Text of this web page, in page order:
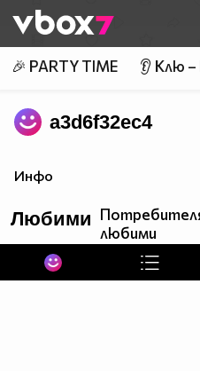
👾
🎉 PARTY TIME 👂 Клю
a3d6f32ec4
Инфо
Любими
любими